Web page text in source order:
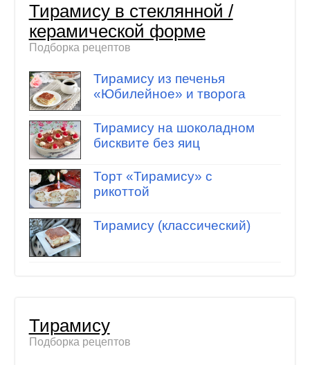
Тирамису в стеклянной /
керамической форме
Подборка рецептов
Тирамису из печенья
«Юбилейное» и творога
Тирамису на шоколадном
бисквите без яиц
Торт «Тирамису» с
рикоттой
Тирамису (классический)
Тирамису
Подборка рецептов